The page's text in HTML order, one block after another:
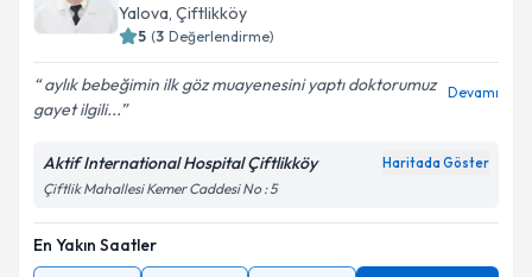
Yalova, Çiftlikköy
5 (3 Değerlendirme)
aylık bebeğimin ilk göz muayenesini yaptı doktorumuz
gayet ilgili...
Devamı
Aktif International Hospital Çiftlikköy Haritada Göster
Çiftlik Mahallesi Kemer Caddesi No : 5
En Yakın Saatler